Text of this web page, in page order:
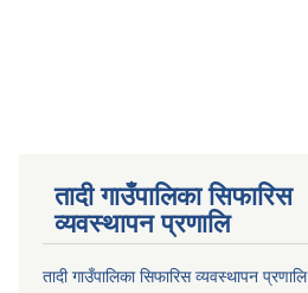
तादी गाउँपालिका सिफारिस
व्यवस्थापन प्रणालि
तादी गाउँपालिका सिफारिस व्यवस्थापन प्रणालि